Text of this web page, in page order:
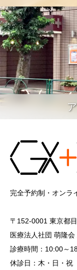
完全予約制・オンラ
〒152-0001 東京都
医療法人社団 萌隆
診療時間：10:00～
休診日：木・日・祝